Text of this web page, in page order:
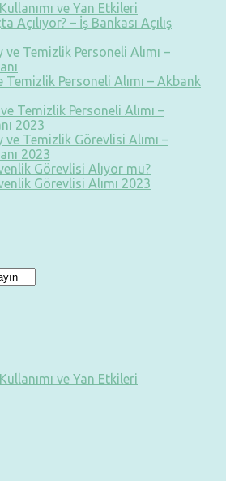
ve Yan Etkileri
Açılıyor? – İş Bankası Açılış
ve Temizlik Personeli Alımı –
Temizlik Personeli Alımı – Akbank
Temizlik Personeli Alımı –
2023
ve Temizlik Görevlisi Alımı –
2023
Görevlisi Alıyor mu?
Görevlisi Alımı 2023
ve Yan Etkileri